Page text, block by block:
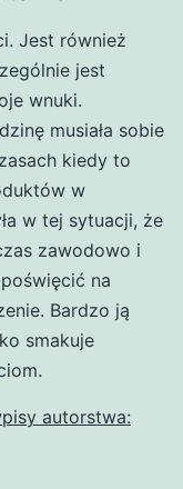
Jest również
jest
wnuki.
musiała sobie
kiedy to
w
w tej sytuacji, że
zawodowo i
na
Bardzo ją
smakuje
autorstwa: